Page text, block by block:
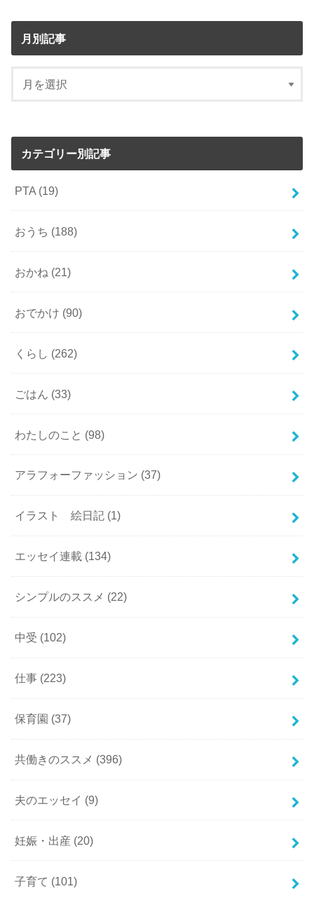
月別記事
カテゴリー別記事
PTA (19)
おうち (188)
おかね (21)
おでかけ (90)
くらし (262)
ごはん (33)
わたしのこと (98)
アラフォーファッション (37)
イラスト 絵日記 (1)
エッセイ連載 (134)
シンプルのススメ (22)
中受 (102)
仕事 (223)
保育園 (37)
共働きのススメ (396)
夫のエッセイ (9)
妊娠・出産 (20)
子育て (101)